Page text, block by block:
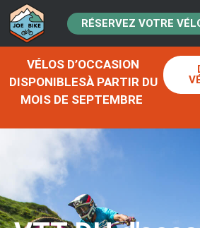
RÉSERVEZ VOTRE
VÉLOS D’OCCASION
DISPONIBLESÀ PARTIR DU
MOIS DE SEPTEMBRE